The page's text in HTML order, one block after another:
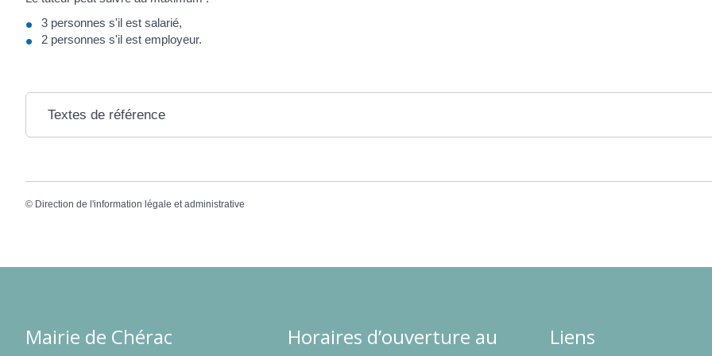
3 personnes s'il est salarié,
2 personnes s'il est employeur.
Textes de référence
© Direction de l'information légale et administrative
Mairie de Chérac
Horaires d’ouverture au
Liens